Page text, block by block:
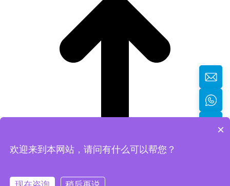
返回顶部
×
欢迎来到本网站，请问有什么可以帮您？